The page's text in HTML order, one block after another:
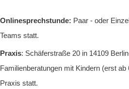
Onlinesprechstunde: Paar - oder
Teams statt.
Praxis: Schäferstraße 20 in 14109
Familienberatungen mit Kindern (erst
Praxis statt.